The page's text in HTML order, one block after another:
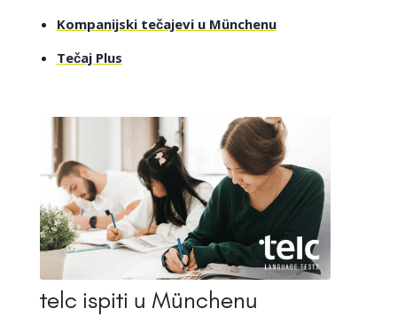
Kompanijski tečajevi u Münchenu
Tečaj Plus
telc ispiti u Münchenu